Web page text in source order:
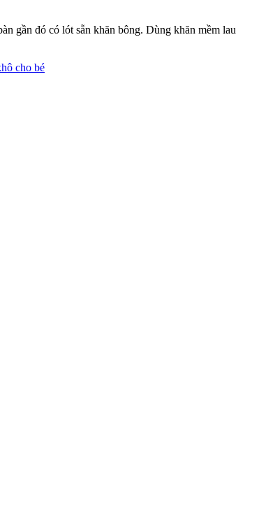
gần đó có lót sẵn khăn bông. Dùng khăn mềm lau
cho bé